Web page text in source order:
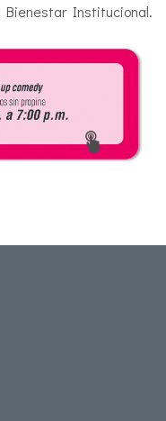
Bienestar Institucional.